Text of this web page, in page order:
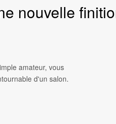
nouvelle
amateur, vous
d'un salon.